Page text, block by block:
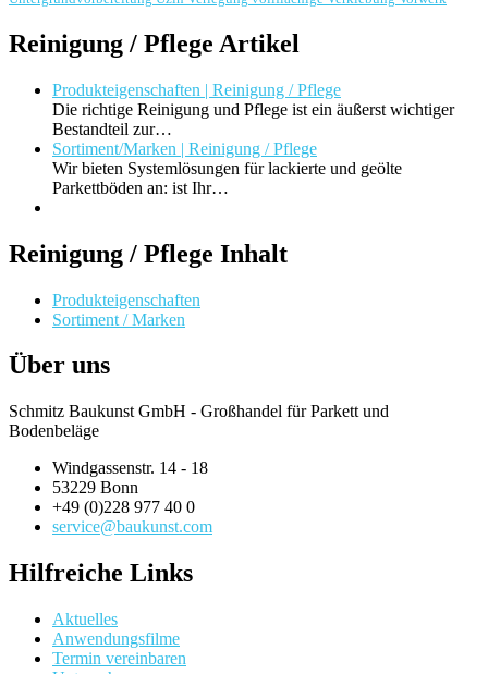
Reinigung / Pflege Artikel
Produkteigenschaften | Reinigung / Pflege
Die richtige Reinigung und Pflege ist ein äußerst wichtiger
Bestandteil zur…
Sortiment/Marken | Reinigung / Pflege
Wir bieten Systemlösungen für lackierte und geölte
Parkettböden an: ist Ihr…
Reinigung / Pflege Inhalt
Produkteigenschaften
Sortiment / Marken
Über uns
Schmitz Baukunst GmbH - Großhandel für Parkett und
Bodenbeläge
Windgassenstr. 14 - 18
53229 Bonn
+49 (0)228 977 40 0
service@baukunst.com
Hilfreiche Links
Aktuelles
Anwendungsfilme
Termin vereinbaren